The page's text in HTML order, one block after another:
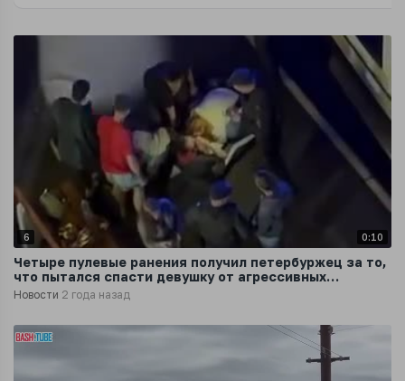
6 0:10
Четыре пулевые ранения получил петербуржец за то,
что пытался спасти девушку от агрессивных
мигрантов
Новости 2 года назад